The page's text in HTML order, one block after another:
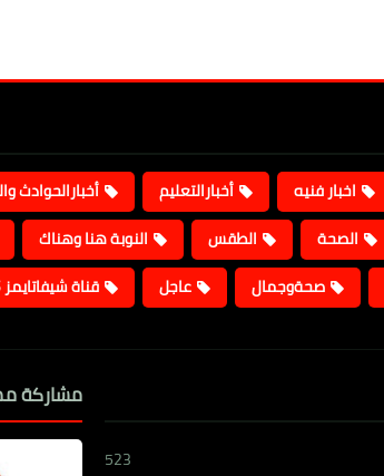
اخبار فنيه أخبارالتعليم أخبارالحوادث
الصحة الطقس النوبة هنا وهناك
صحةوجمال عاجل قناة شيفاتايمز TV / SHEFATAIMS
523
مشاركة